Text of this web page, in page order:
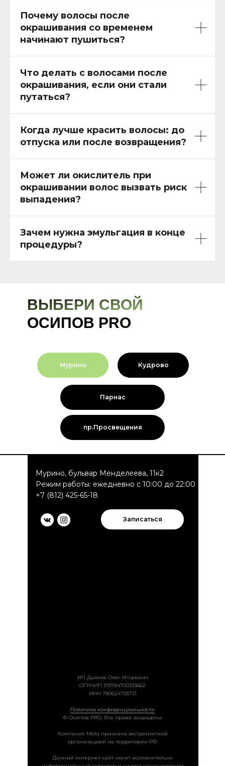
Почему волосы после
окрашивания со временем
начинают пушиться?
Что делать с волосами после
окрашивания, если они стали
путаться?
Когда лучше красить волосы: до
отпуска или после возвращения?
Может ли окислитель при
окрашивании волос вызвать риск
выпадения?
Зачем нужна эмульгация в конце
процедуры?
ВЫБЕРИ СВОЙ
ОСИПОВ PRO
Мурино Кудрово
пр.Просвещения
Парнас
Мурино, бульвар Менделеева, 11к2
Режим работы: ежедневно с 10:00 до 22:00
+7 (812) 425-65-18
Записаться
ИП Дьяков Олег Игоревич
ОГРНИП 319784700333662
ИНН 780624705731
Политика конфиденциальности
© Осипов PRO. Все права защищены
Компания Meta признана экстремисткой
организацией на территории РФ
Данный интернет-сайт носит исключительно